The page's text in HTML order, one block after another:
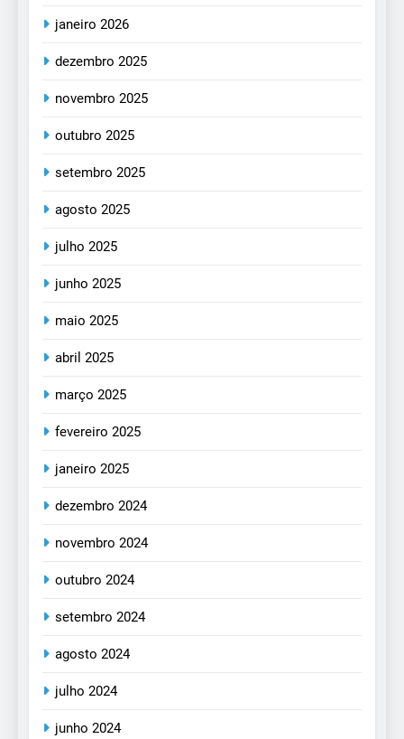
janeiro 2026
dezembro 2025
novembro 2025
outubro 2025
setembro 2025
agosto 2025
julho 2025
junho 2025
maio 2025
abril 2025
março 2025
fevereiro 2025
janeiro 2025
dezembro 2024
novembro 2024
outubro 2024
setembro 2024
agosto 2024
julho 2024
junho 2024